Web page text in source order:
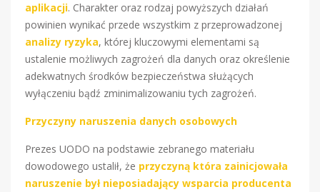
aplikacji. Charakter oraz rodzaj powyższych działań
powinien wynikać przede wszystkim z przeprowadzonej
analizy ryzyka, której kluczowymi elementami są
ustalenie możliwych zagrożeń dla danych oraz określenie
adekwatnych środków bezpieczeństwa służących
wyłączeniu bądź zminimalizowaniu tych zagrożeń.
Przyczyny naruszenia danych osobowych
Prezes UODO na podstawie zebranego materiału
dowodowego ustalił, że przyczyną która zainicjowała
naruszenie był nieposiadający wsparcia producenta